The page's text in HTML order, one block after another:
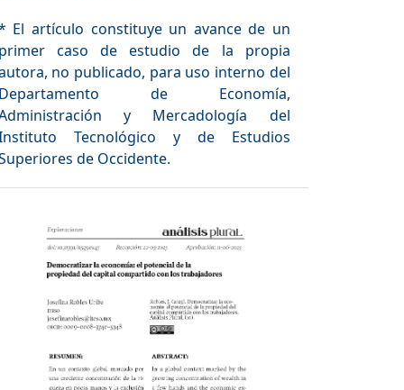
El artículo constituye un avance de un
caso de estudio de la propia
no publicado, para uso interno del
de Economía,
y Mercadología del
Tecnológico y de Estudios
de Occidente.